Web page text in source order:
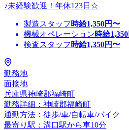
♪未経験歓迎！年休123日☆
製造スタッフ 時給1,350円〜
機械オペレーション時給1,350
検査スタッフ 時給1,350円〜
勤務地
面接地
兵庫県神崎郡福崎町
勤務詳細：神崎郡福崎町
通勤方法：徒歩/車/自転車/バイク
最寄り駅：溝口駅から車10分